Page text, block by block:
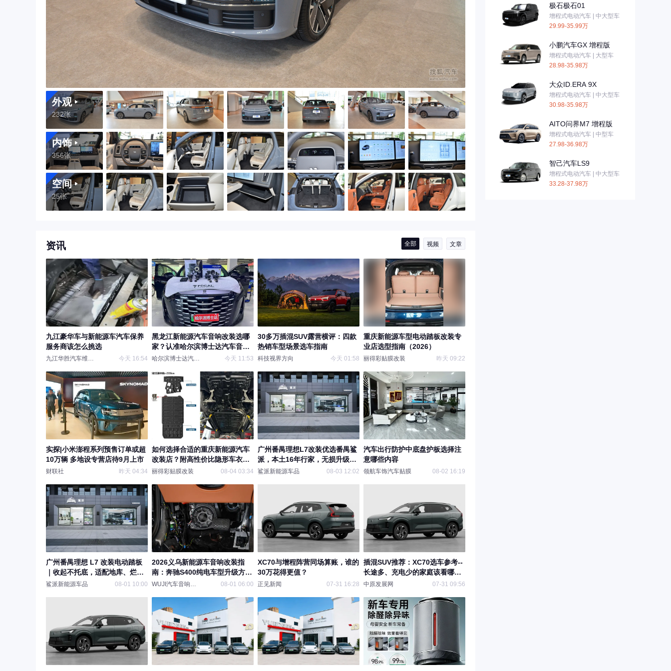
外观
232张
内饰
356张
空间
25张
资讯 全部 视频 文章
九江豪华车与新能源车汽车保养
服务商该怎么挑选
九江华胜汽车维修保养 今天 16:54
黑龙江新能源汽车音响改装选哪
家？认准哈尔滨博士达汽车音
响，本地哈尔滨专业汽车音响标
哈尔滨博士达汽车音响 今天 11:53
30多万插混SUV露营横评：四款
热销车型场景选车指南
科技视界方向 今天 01:58
重庆新能源车型电动踏板改装专
业店选型指南（2026）
丽得彩贴膜改装 昨天 09:22
实探|小米澎程系列预售订单或超
10万辆 多地设专营店待9月上市
财联社 昨天 04:34
如何选择合适的重庆新能源汽车
改装店？附高性价比隐形车衣店
选型指南
丽得彩贴膜改装 08-04 03:34
广州番禺理想L7改装优选番禺鲨
派，本土16年行家，无损升级更
省心
鲨派新能源车品 08-03 12:02
汽车出行防护中底盘护板选择注
意哪些内容
领航车饰汽车贴膜 08-02 16:19
广州番禺理想 L7 改装电动踏板
｜收起不托底，适配地库、烂路
路况
鲨派新能源车品 08-01 10:00
2026义乌新能源车音响改装指
南：奔驰S400纯电车型升级方
案，WUJI俱乐部EV改装经验
WUJI汽车音响俱乐部 08-01 06:00
XC70与增程阵营同场算账，谁的
30万花得更值？
正见新闻 07-31 16:28
插混SUV推荐：XC70选车参考--
长途多、充电少的家庭该看哪条
技术路线
中原发展网 07-31 09:56
极石极石01
增程式电动汽车 | 中大型车
29.99-35.99万
小鹏汽车GX 增程版
增程式电动汽车 | 大型车
28.98-35.98万
大众ID.ERA 9X
增程式电动汽车 | 中大型车
30.98-35.98万
AITO问界M7 增程版
增程式电动汽车 | 中型车
27.98-36.98万
智己汽车LS9
增程式电动汽车 | 中大型车
33.28-37.98万